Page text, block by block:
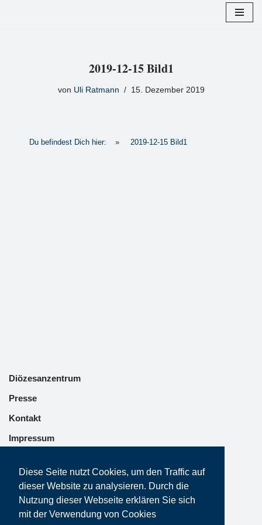
Diese Seite nutzt Cookies, um den Traffic auf
dieser Website zu analysieren. Durch die
Nutzung dieser Webseite erklären Sie sich
mit der Verwendung von Cookies
2019-12-15 Bild1
von Uli Ratmann 15. Dezember 2019
Du befindest Dich hier: » 2019-12-15 Bild1
Diözesanzentrum
Presse
Kontakt
Impressum